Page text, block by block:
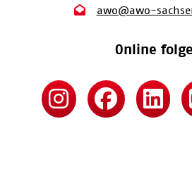
awo@awo-
Online